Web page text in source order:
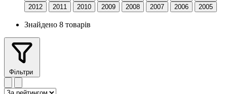
2012
2011 2010 2009 2008 2007 2006 2005
Знайдено 8 товарів
Фільтри